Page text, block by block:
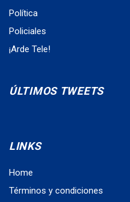
Política
Policiales
¡Arde Tele!
ÚLTIMOS TWEETS
LINKS
Home
Términos y condiciones